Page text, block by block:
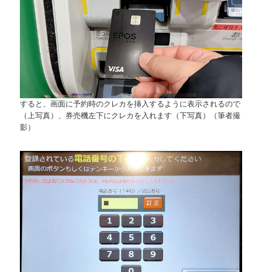
すると、画面に予約時のクレカを挿入するように表示されるので
（上写真）、券売機左下にクレカを入れます（下写真）（筆者撮
影）